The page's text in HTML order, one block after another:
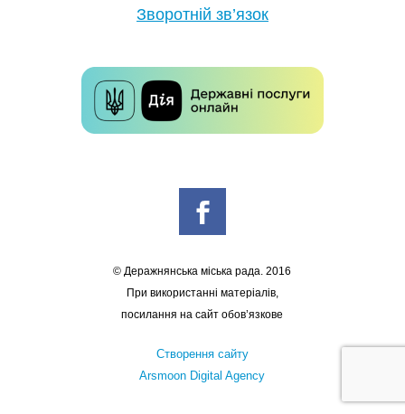
Зворотній зв’язок
© Деражнянська міська рада. 2016
При використанні матеріалів,
посилання на сайт обов’язкове
Створення сайту
Arsmoon Digital Agency